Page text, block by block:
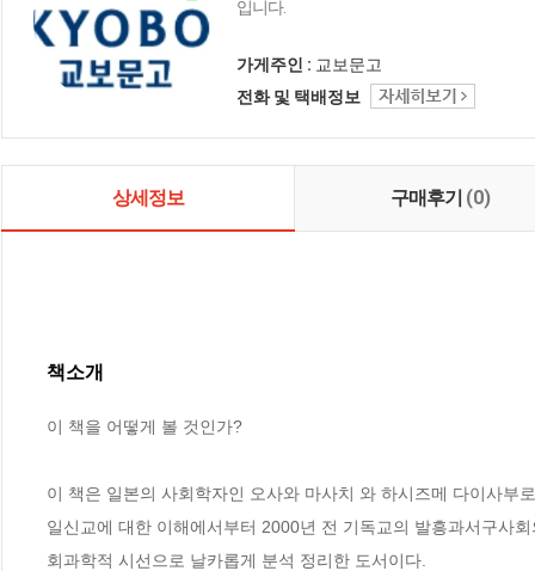
입니다.
가게주인 : 교보문고
전화 및 택배정보
상세정보 구매후기 (0)
책소개
이 책을 어떻게 볼 것인가?
이 책은 일본의 사회학자인 오사와 마사치 와 하시즈메 다이사부
일신교에 대한 이해에서부터 2000년 전 기독교의 발흥과서구사
회과학적 시선으로 날카롭게 분석 정리한 도서이다.